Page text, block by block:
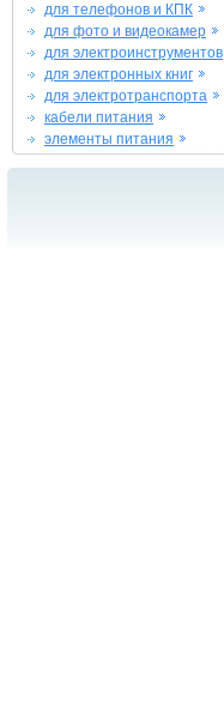
для телефонов и КПК
для фото и видеокамер
для электроинструментов
для электронных книг
для электротранспорта
кабели питания
элементы питания